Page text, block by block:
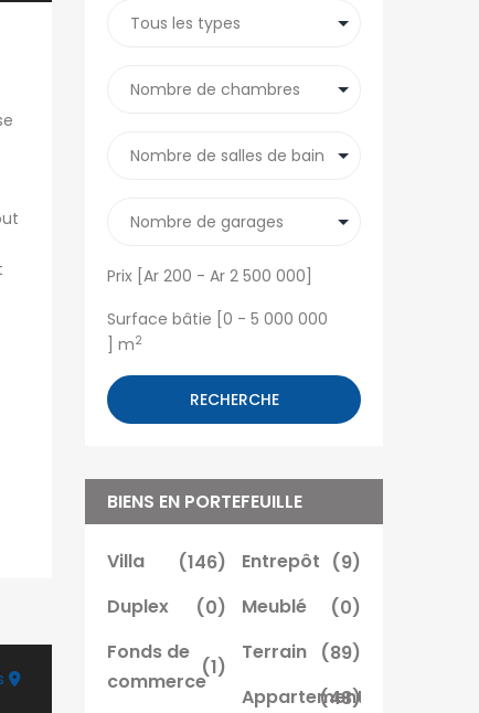
Prix [ Ar 200 - Ar 2 500 000
Surface bâtie [ 0 - 5 000 000
] m2
RECHERCHE
BIENS EN PORTEFEUILLE
Villa
(146)
Duplex
(0)
Fonds de
commerce
(1)
Entrepôt (9)
Meublé
(0)
Terrain
(89)
Appartement
(48)